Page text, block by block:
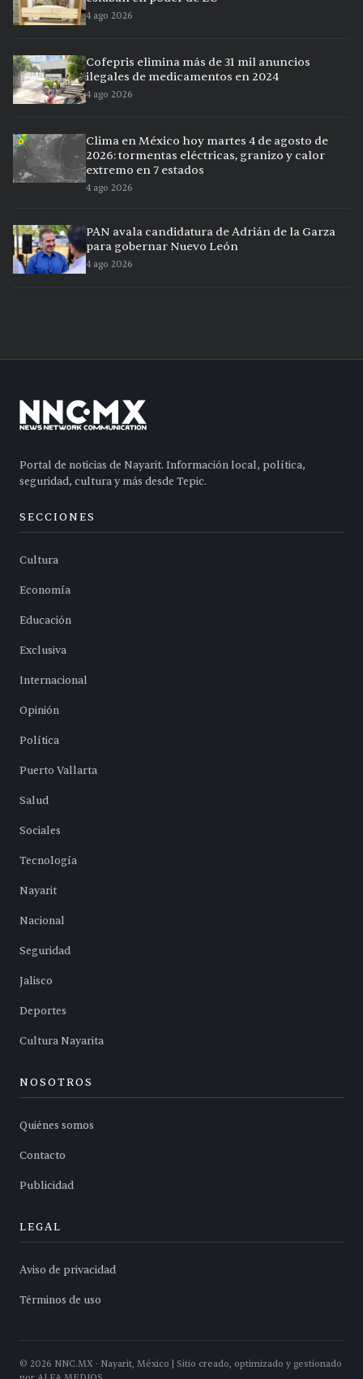
4 ago 2026
Cofepris elimina más de 31 mil anuncios
ilegales de medicamentos en 2024
4 ago 2026
Clima en México hoy martes 4 de agosto de
2026: tormentas eléctricas, granizo y calor
extremo en 7 estados
4 ago 2026
PAN avala candidatura de Adrián de la Garza
para gobernar Nuevo León
4 ago 2026
Portal de noticias de Nayarit. Información local, política,
seguridad, cultura y más desde Tepic.
SECCIONES
Cultura
Economía
Educación
Exclusiva
Internacional
Opinión
Política
Puerto Vallarta
Salud
Sociales
Tecnología
Nayarit
Nacional
Seguridad
Jalisco
Deportes
Cultura Nayarita
NOSOTROS
Quiénes somos
Contacto
Publicidad
LEGAL
Aviso de privacidad
Términos de uso
© 2026 NNC.MX · Nayarit, México | Sitio creado, optimizado y gestionado